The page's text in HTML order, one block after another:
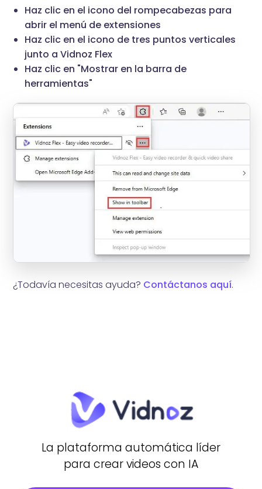
Haz clic en el icono del rompecabezas para
abrir el menú de extensiones
Haz clic en el icono de tres puntos verticales
junto a Vidnoz Flex
Haz clic en "Mostrar en la barra de
herramientas"
¿Todavía necesitas ayuda? Contáctanos aquí.
La plataforma automática líder
para crear videos con IA